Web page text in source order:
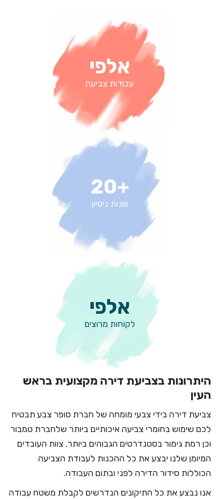
+20
שנות ניסיון
אלפי
לקוחות מרוצים
אלפי
עבודות צביעה
היתרונות בצביעת דירה מקצועית בראש
העין
צביעת דירה בידי צבעי מומחה של חברת סופר צבעתבטיח
לכם שימוש בחומרי צביעה איכותיים ביותר שלחברת טמבור
וכן רמת גימור בסטנדרטים הגבוהים ביותר. צוות העובדים
המיומן שלנו יבצע את כל ההכנות לעבודת הצביעה
הכוללות סידור הדירה לפני ובתום העבודה.
אנו נבצע את כל התיקונים הנדרשים לקבלת משטח עבודה